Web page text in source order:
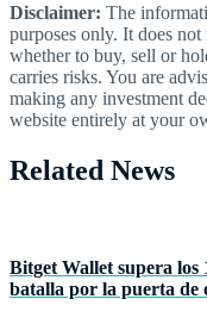
Disclaimer: The
purposes only. It does
whether to buy, sell or
carries risks. You are
making any investment
website entirely at your
Related News
Bitget Wallet supera los
batalla por la puerta de